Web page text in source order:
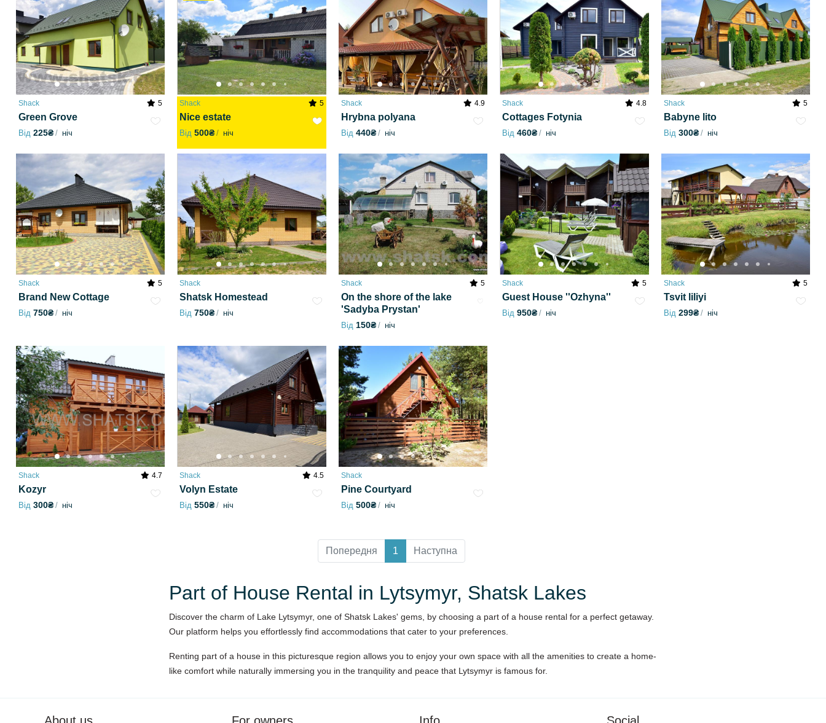
Shack 5
Green Grove
Від 225₴ ніч
Shack 5
Nice estate
Від 500₴ ніч
Shack 4.9
Hrybna polyana
Від 440₴ ніч
Shack 4.8
Cottages Fotynia
Від 460₴ ніч
Shack 5
Babyne lito
Від 300₴ ніч
Shack 5
Brand New Cottage
Від 750₴ ніч
Shack
Shatsk Homestead
Від 750₴ ніч
Shack 5
On the shore of the lake
'Sadyba Prystan'
Від 150₴ ніч
Shack 5
Guest House ''Ozhyna''
Від 950₴ ніч
Shack 5
Tsvit liliyi
Від 299₴ ніч
Shack 4.7
Kozyr
Від 300₴ ніч
Shack 4.5
Volyn Estate
Від 550₴ ніч
Shack
Pine Courtyard
Від 500₴ ніч
Попередня 1 Наступна
Part of House Rental in Lytsymyr, Shatsk Lakes
Discover the charm of Lake Lytsymyr, one of Shatsk Lakes' gems, by choosing a part of a house rental for a perfect getaway.
Our platform helps you effortlessly find accommodations that cater to your preferences.
Renting part of a house in this picturesque region allows you to enjoy your own space with all the amenities to create a home-
like comfort while naturally immersing you in the tranquility and peace that Lytsymyr is famous for.